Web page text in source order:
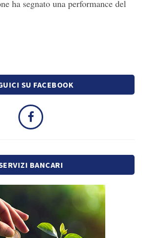
ha segnato una performance del
SU FACEBOOK
BANCARI